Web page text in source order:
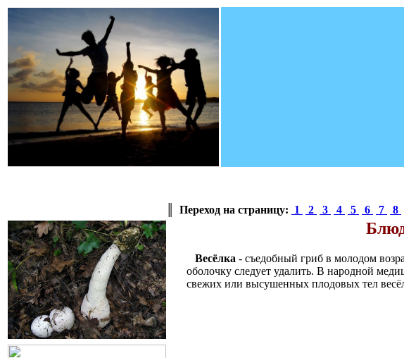
Переход на страницу: 1 2 3 4 5 6 7 8
Весёлка - съедобный гриб в молодом
оболочку следует удалить. В народной
свежих или высушенных плодовых тел